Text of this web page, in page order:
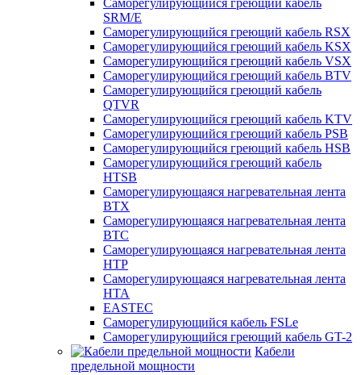
SRM/E
Саморегулирующийся греющий кабель RSX
Саморегулирующийся греющий кабель KSX
Саморегулирующийся греющий кабель VSX
Саморегулирующийся греющий кабель BTV
Саморегулирующийся греющий кабель
QTVR
Саморегулирующийся греющий кабель KTV
Саморегулирующийся греющий кабель PSB
Саморегулирующийся греющий кабель HSB
Саморегулирующийся греющий кабель
HTSB
Саморегулирующаяся нагревательная лента
ВТХ
Саморегулирующаяся нагревательная лента
ВТС
Саморегулирующаяся нагревательная лента
НТР
Саморегулирующаяся нагревательная лента
НТА
EASTEC
Саморегулирующийся кабель FSLe
Саморегулирующийся греющий кабель GT-2
Кабели
предельной мощности